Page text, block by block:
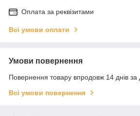
Оплата за реквізитами
Всі умови оплати
Умови повернення
Повернення товару впродовж 14 днів за
Всі умови повернення